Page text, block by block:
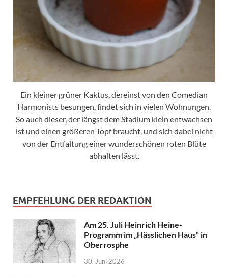
Ein kleiner grüner Kaktus, dereinst von den Comedian
Harmonists besungen, findet sich in vielen Wohnungen.
So auch dieser, der längst dem Stadium klein entwachsen
ist und einen größeren Topf braucht, und sich dabei nicht
von der Entfaltung einer wunderschönen roten Blüte
abhalten lässt.
EMPFEHLUNG DER REDAKTION
Am 25. Juli Heinrich Heine-
Programm im „Hässlichen Haus“ in
Oberrosphe
30. Juni 2026